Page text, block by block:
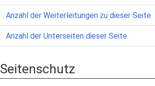
Anzahl der Weiterleitungen zu dieser Seite
Anzahl der Unterseiten dieser Seite
Seitenschutz